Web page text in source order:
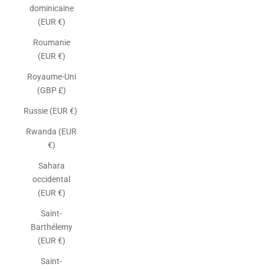
dominicaine
(EUR €)
Roumanie
(EUR €)
Royaume-Uni
(GBP £)
Russie (EUR €)
Rwanda (EUR
€)
Sahara
occidental
(EUR €)
Saint-
Barthélemy
(EUR €)
Saint-